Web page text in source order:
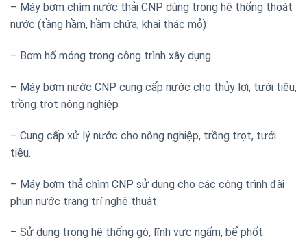
– Máy bơm chìm nước thải CNP dùng trong hệ thống thoát
nước (tầng hầm, hầm chứa, khai thác mỏ)
– Bơm hố móng trong công trình xây dụng
– Máy bơm nước CNP cung cấp nước cho thủy lợi, tưới tiêu,
trồng trọt nông nghiệp
– Cung cấp xử lý nước cho nông nghiệp, trồng trọt, tưới
tiêu.
– Máy bơm thả chìm CNP sử dụng cho các công trình đài
phun nước trang trí nghệ thuật
– Sử dụng trong hệ thống gò, lĩnh vực ngấm, bể phốt